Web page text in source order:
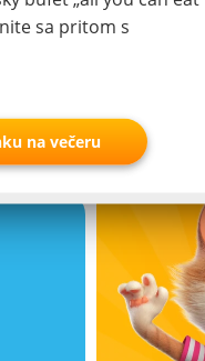
O štúdii
sa pritom s
na večeru